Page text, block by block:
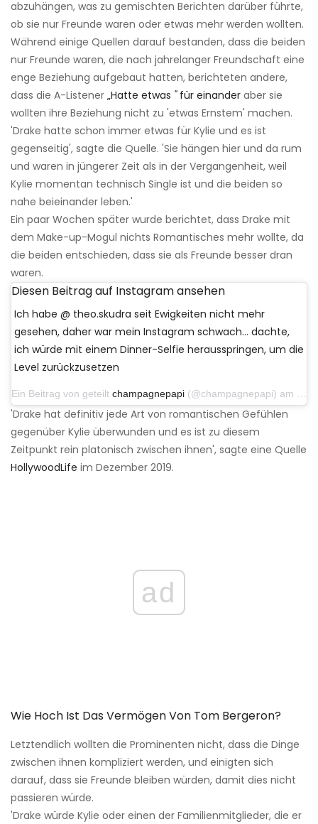
abzuhängen, was zu gemischten Berichten darüber führte,
ob sie nur Freunde waren oder etwas mehr werden wollten.
Während einige Quellen darauf bestanden, dass die beiden
nur Freunde waren, die nach jahrelanger Freundschaft eine
enge Beziehung aufgebaut hatten, berichteten andere,
dass die A-Listener „Hatte etwas ''für einander aber sie
wollten ihre Beziehung nicht zu 'etwas Ernstem' machen.
'Drake hatte schon immer etwas für Kylie und es ist
gegenseitig', sagte die Quelle. 'Sie hängen hier und da rum
und waren in jüngerer Zeit als in der Vergangenheit, weil
Kylie momentan technisch Single ist und die beiden so
nahe beieinander leben.'
Ein paar Wochen später wurde berichtet, dass Drake mit
dem Make-up-Mogul nichts Romantisches mehr wollte, da
die beiden entschieden, dass sie als Freunde besser dran
waren.
Diesen Beitrag auf Instagram ansehen
Ich habe @ theo.skudra seit Ewigkeiten nicht mehr
gesehen, daher war mein Instagram schwach… dachte,
ich würde mit einem Dinner-Selfie herausspringen, um die
Level zurückzusetzen
Ein Beitrag von geteilt champagnepapi (@champagnepapi) am 16. Oktober 2019 um 7:01 Uhr PDT
'Drake hat definitiv jede Art von romantischen Gefühlen
gegenüber Kylie überwunden und es ist zu diesem
Zeitpunkt rein platonisch zwischen ihnen', sagte eine Quelle
HollywoodLife im Dezember 2019.
ad
Wie Hoch Ist Das Vermögen Von Tom Bergeron?
Letztendlich wollten die Prominenten nicht, dass die Dinge
zwischen ihnen kompliziert werden, und einigten sich
darauf, dass sie Freunde bleiben würden, damit dies nicht
passieren würde.
'Drake würde Kylie oder einen der Familienmitglieder, die er